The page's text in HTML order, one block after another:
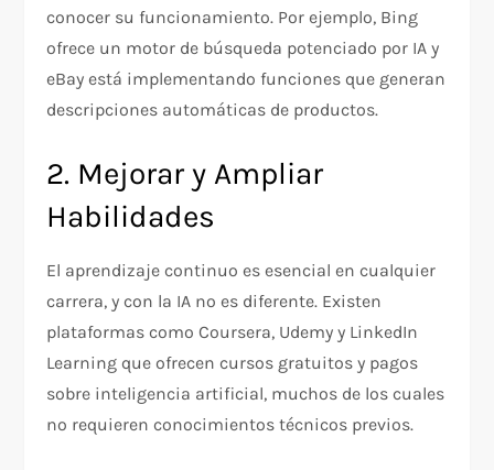
conocer su funcionamiento. Por ejemplo, Bing
ofrece un motor de búsqueda potenciado por IA y
eBay está implementando funciones que generan
descripciones automáticas de productos.
2. Mejorar y Ampliar
Habilidades
El aprendizaje continuo es esencial en cualquier
carrera, y con la IA no es diferente. Existen
plataformas como Coursera, Udemy y LinkedIn
Learning que ofrecen cursos gratuitos y pagos
sobre inteligencia artificial, muchos de los cuales
no requieren conocimientos técnicos previos.